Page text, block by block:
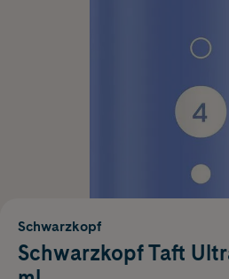
Schwarzkopf
Schwarzkopf Taft